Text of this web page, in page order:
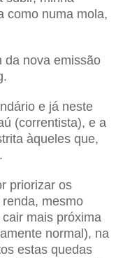
como numa mola,
da nova emissão
e já neste
(correntista), e a
àqueles que,
priorizar os
mesmo
mais próxima
normal), na
estas quedas